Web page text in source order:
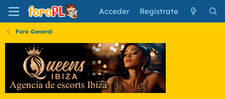
Acceder Regístrate
Foro General